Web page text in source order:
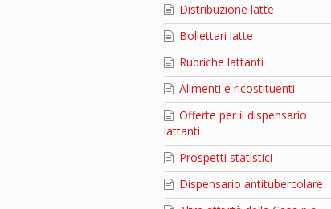
Distribuzione latte
Bollettari latte
Rubriche lattanti
Alimenti e ricostituenti
Offerte per il dispensario
lattanti
Prospetti statistici
Dispensario antitubercolare